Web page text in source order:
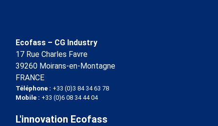
Ecofass – CG Industry
17 Rue Charles Favre
39260 Moirans-en-Montagne
FRANCE
Téléphone : +33 (0)3 84 34 63 78
Mobile : +33 (0)6 08 34 44 04
L'innovation Ecofass